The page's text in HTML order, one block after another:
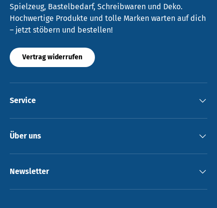
Spielzeug, Bastelbedarf, Schreibwaren und Deko.
Hochwertige Produkte und tolle Marken warten auf dich
– jetzt stöbern und bestellen!
Vertrag widerrufen
Service
Über uns
Newsletter